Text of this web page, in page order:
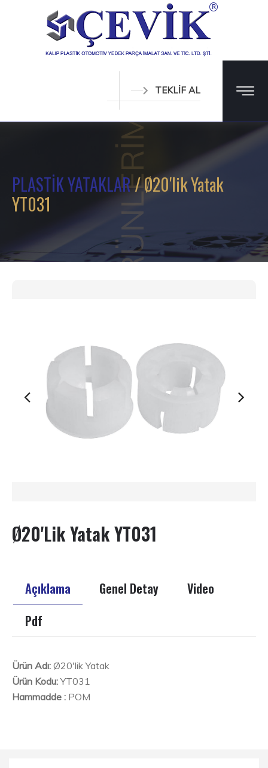
TEKLİF AL
ÜRÜNLERİMİZ
PLASTİK YATAKLAR/ Ø20'lik Yatak
YT031
Ø20'lik Yatak YT031
Açıklama Genel Detay
Video
Pdf
Ürün Adı: Ø20'lik Yatak
Ürün Kodu:YT031
Hammadde : POM